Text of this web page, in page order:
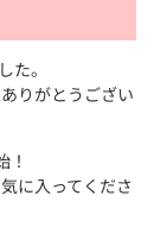
た。
りがとうござい
！
に入ってくださ